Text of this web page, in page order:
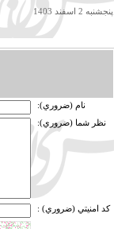
پنجشنبه 2 اسفند 1403
نام (ضروري):
نظر شما (ضروري):
كد امنيتي (ضروري) :